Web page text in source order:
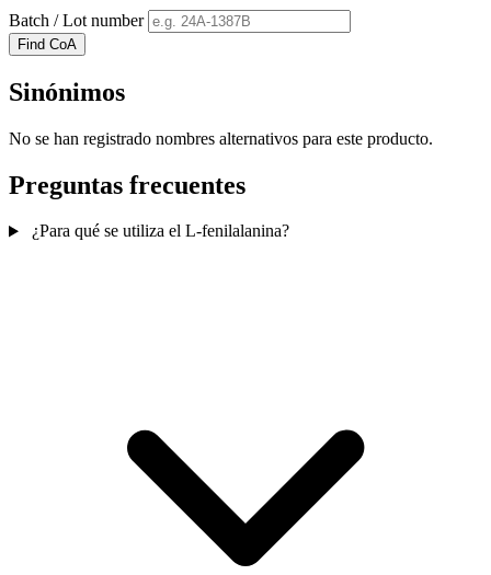
Batch / Lot number
Find CoA
Sinónimos
No se han registrado nombres alternativos para este producto.
Preguntas frecuentes
¿Para qué se utiliza el L-fenilalanina?